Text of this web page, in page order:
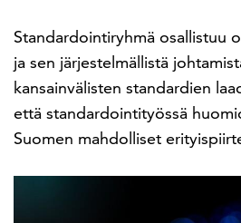
Standardointiryhmä osallistuu
ja sen järjestelmällistä
kansainvälisten standardien
että standardointityössä
Suomen mahdolliset